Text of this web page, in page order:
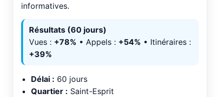
informatives.
Résultats (60 jours)
Vues : +78% • Appels : +54% • Itinéraires :
+39%
Délai : 60 jours
Quartier : Saint-Esprit